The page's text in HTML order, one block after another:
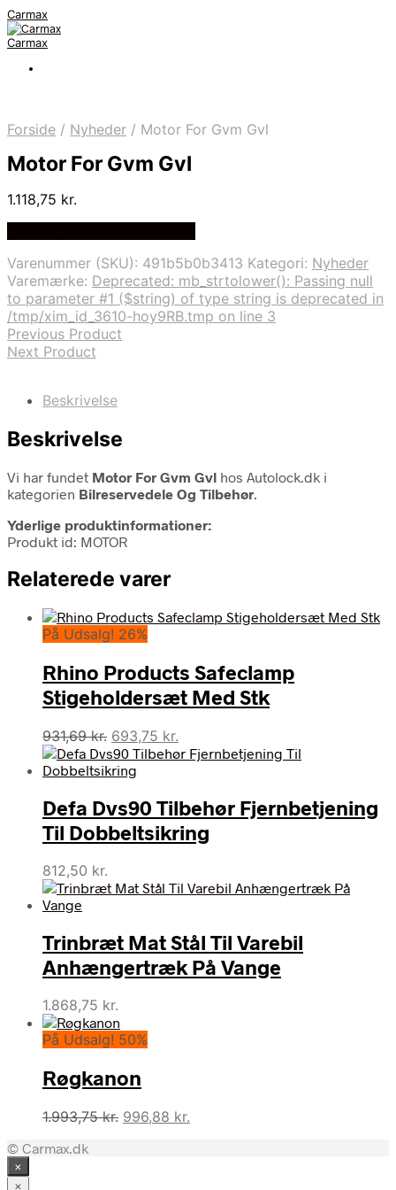
Carmax
Carmax
Forside / Nyheder / Motor For Gvm Gvl
Motor For Gvm Gvl
1.118,75 kr.
Varenummer (SKU): 491b5b0b3413 Kategori: Nyheder
Varemærke: Deprecated: mb_strtolower(): Passing null
to parameter #1 ($string) of type string is deprecated in
/tmp/xim_id_3610-hoy9RB.tmp on line 3
Previous Product
Next Product
Beskrivelse
Beskrivelse
Vi har fundet Motor For Gvm Gvl hos Autolock.dk i
kategorien Bilreservedele Og Tilbehør.
Yderlige produktinformationer:
Produkt id: MOTOR
Relaterede varer
På Udsalg! 26%
Rhino Products Safeclamp
Stigeholdersæt Med Stk
931,69kr. Den
oprindelige
pris
931,69 kr..
693,75 kr.
aktuelle
693,75 kr..
Defa Dvs90 Tilbehør Fjernbetjening
Til Dobbeltsikring
812,50 kr.
Trinbræt Mat Stål Til Varebil
Anhængertræk På Vange
1.868,75 kr.
På Udsalg! 50%
Røgkanon
1.993,75kr. Den
996,88 kr.
© Carmax.dk
×
×